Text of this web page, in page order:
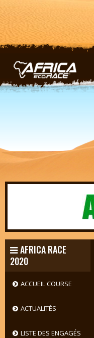
AFRICA RACE
2020
ACCUEIL COURSE
ACTUALITÉS
LISTE DES ENGAGÉS